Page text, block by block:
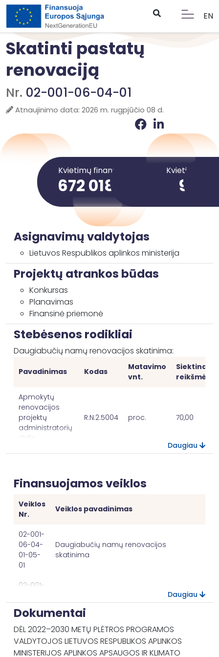
EN
Skatinti pastatų
renovaciją
Nr. 02-001-06-04-01
Atnaujinimo data: 2026 m. rugpjūčio 08 d.
Kvietimų finansavimo suma
672 018 036 €
Kvietimai
9
Asignavimų valdytojas
Lietuvos Respublikos aplinkos ministerija
Projektų atrankos būdas
Konkursas
Planavimas
Finansinė priemonė
Stebėsenos rodikliai
Daugiabučių namų renovacijos skatinima:
Pavadinimas Kodas
Matavimo
vnt.
Siektina
reikšmė
Apmokytų
renovacijos
projektų
administratorių
dalis
R.N.2.5004 proc. 70,00
namų
gyventojų dalis,
kuri sutiktų
dalyvauti
renovacijoje
R.N.2.5003 proc.
Įgyvendintos
daugiabučių
namų
modernizavimo
viešinimo
Dotacijos daugiabučių namų atnaujinimo
(modernizavimo) projektams įgyvendinti :
Pavadinimas Kodas
Matavimo
vnt.
Siektina
reikšmė
Daugiau
Finansuojamos veiklos
Veiklos
Nr.
Veiklos pavadinimas
02-001-
06-04-
01-05-
01
Daugiabučių namų renovacijos
skatinima
02-001-
01-02-
03
atnaujinimo (modernizavimo)
projektams įgyvendinti
02-001-
06-04-
Organinių medžiagų gamybinių
Daugiau
Dokumentai
DĖL 2022–2030 METŲ PLĖTROS PROGRAMOS
VALDYTOJOS LIETUVOS RESPUBLIKOS APLINKOS
MINISTERIJOS APLINKOS APSAUGOS IR KLIMATO